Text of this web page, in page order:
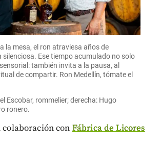
la mesa, el ron atraviesa años de
Ese tiempo acumulado no solo
también invita a la pausa, al
de compartir. Ron Medellín, tómate el
Escobar, rommelier; derecha: Hugo
ronero.
con Fábrica de Licores